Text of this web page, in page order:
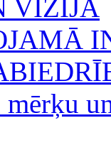
VĪZIJA
mērķu